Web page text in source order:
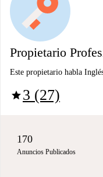
Propietario
Este propietario habla
star3 (27)
170
Anuncios Publicados